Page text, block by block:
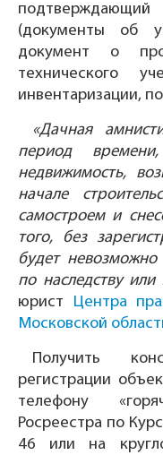
(документы об
документ о
технического
инвентаризации,
«Дачная
период
недвижимость,
начале
самостроем и
того, без
будет
по наследству или
юрист Центра
Московской
Получить
регистрации
телефону
Росреестра по
46 или на